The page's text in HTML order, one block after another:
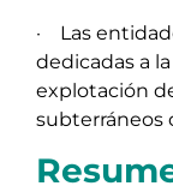
· Las
dedicadas a
explotación
subterráneos